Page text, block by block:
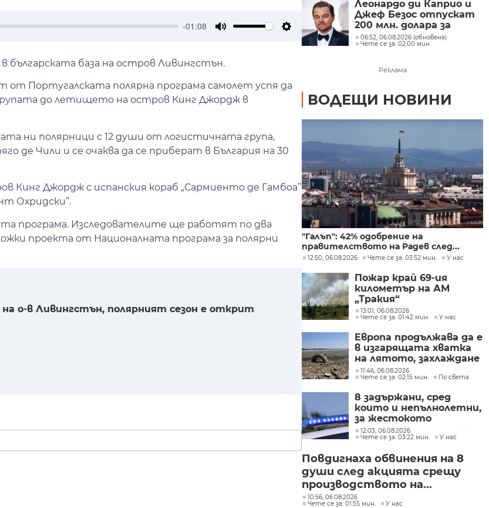
-01:08
Settings
българската база на остров Ливингстън.
Португалската полярна програма самолет успя да
до летището на остров Кинг Джордж в
ни полярници с 12 души от логистичната група,
де Чили и се очаква да се приберат в България на 30
Джордж с испанския кораб „Сармиенто де Гамбоа”
Охридски”.
програма. Изследователите ще работят по два
проекта от Националната програма за полярни
о-в Ливингстън, полярният сезон е открит
Леонардо ди Каприо и
Джеф Безос отпускат
200 млн. долара за
спасяването на 100
критично застрашени
06:52, 06.08.2026 (обновена)
Чете се за: 02:00 мин.
Реклама
ВОДЕЩИ НОВИНИ
"Галъп": 42% одобрение на
правителството на Радев след...
12:50, 06.08.2026 Чете се за: 03:52 мин. У нас
Пожар край 69-ия
километър на АМ
„Тракия“
13:01, 06.08.2026
Чете се за: 01:42 мин.
У нас
Европа продължава да е
в изгарящата хватка
на лятото, захлаждане
се очаква в края на
седмицата
11:46, 06.08.2026
Чете се за: 02:15 мин.
По света
8 задържани, сред
които и непълнолетни,
за жестокото
убийство след побой на
млад мъж в Пловдив
12:03, 06.08.2026
Чете се за: 03:22 мин.
У нас
Повдигнаха обвинения на 8
души след акцията срещу
производството на...
10:56, 06.08.2026
Чете се за: 01:55 мин.
У нас